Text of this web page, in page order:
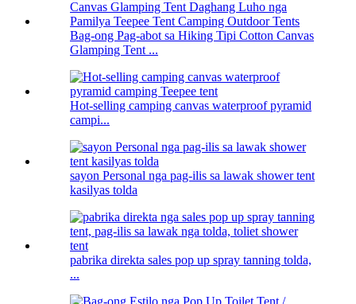
Bag-ong Pag-abot sa Hiking Tipi Cotton Canvas
Glamping Tent ...
Hot-selling camping canvas waterproof pyramid
campi...
sayon ​​Personal nga pag-ilis sa lawak shower tent
kasilyas tolda
pabrika direkta sales pop up spray tanning tolda,
...